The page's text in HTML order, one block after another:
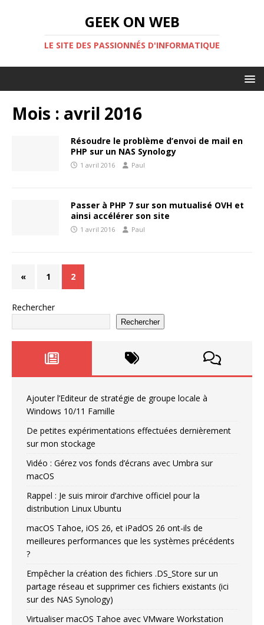
GEEK ON WEB
LE SITE DES PASSIONNÉS D'INFORMATIQUE
Mois : avril 2016
Résoudre le problème d’envoi de mail en
PHP sur un NAS Synology
1 avril 2016 Paul
Passer à PHP 7 sur son mutualisé OVH et
ainsi accélérer son site
1 avril 2016 Paul
« 1 2
Rechercher
Rechercher
Ajouter l’Editeur de stratégie de groupe locale à
Windows 10/11 Famille
De petites expérimentations effectuées dernièrement
sur mon stockage
Vidéo : Gérez vos fonds d’écrans avec Umbra sur
macOS
Rappel : Je suis miroir d’archive officiel pour la
distribution Linux Ubuntu
macOS Tahoe, iOS 26, et iPadOS 26 ont-ils de
meilleures performances que les systèmes précédents
?
Empêcher la création des fichiers .DS_Store sur un
partage réseau et supprimer ces fichiers existants (ici
sur des NAS Synology)
Virtualiser macOS Tahoe avec VMware Workstation